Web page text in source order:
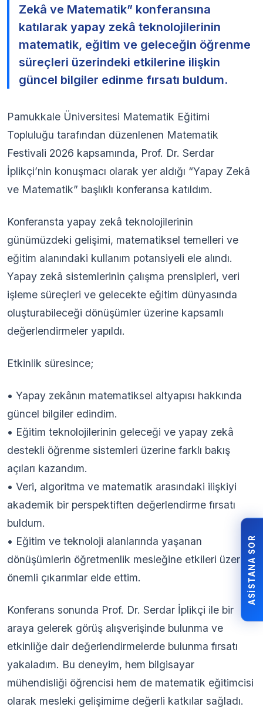
Zekâ ve Matematik” konferansına
katılarak yapay zekâ teknolojilerinin
matematik, eğitim ve geleceğin öğrenme
süreçleri üzerindeki etkilerine ilişkin
güncel bilgiler edinme fırsatı buldum.
Pamukkale Üniversitesi Matematik Eğitimi
Topluluğu tarafından düzenlenen Matematik
Festivali 2026 kapsamında, Prof. Dr. Serdar
İplikçi’nin konuşmacı olarak yer aldığı “Yapay Zekâ
ve Matematik” başlıklı konferansa katıldım.
Konferansta yapay zekâ teknolojilerinin
günümüzdeki gelişimi, matematiksel temelleri ve
eğitim alanındaki kullanım potansiyeli ele alındı.
Yapay zekâ sistemlerinin çalışma prensipleri, veri
işleme süreçleri ve gelecekte eğitim dünyasında
oluşturabileceği dönüşümler üzerine kapsamlı
değerlendirmeler yapıldı.
Etkinlik süresince;
• Yapay zekânın matematiksel altyapısı hakkında
güncel bilgiler edindim.
• Eğitim teknolojilerinin geleceği ve yapay zekâ
destekli öğrenme sistemleri üzerine farklı bakış
açıları kazandım.
• Veri, algoritma ve matematik arasındaki ilişkiyi
akademik bir perspektiften değerlendirme fırsatı
buldum.
• Eğitim ve teknoloji alanlarında yaşanan
dönüşümlerin öğretmenlik mesleğine etkileri üzerine
önemli çıkarımlar elde ettim.
Konferans sonunda Prof. Dr. Serdar İplikçi ile bir
araya gelerek görüş alışverişinde bulunma ve
etkinliğe dair değerlendirmelerde bulunma fırsatı
yakaladım. Bu deneyim, hem bilgisayar
mühendisliği öğrencisi hem de matematik eğitimcisi
olarak mesleki gelişimime değerli katkılar sağladı.
ASISTANA SOR